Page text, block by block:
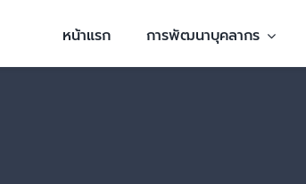
หน้าแรก การพัฒนาบุคลากร